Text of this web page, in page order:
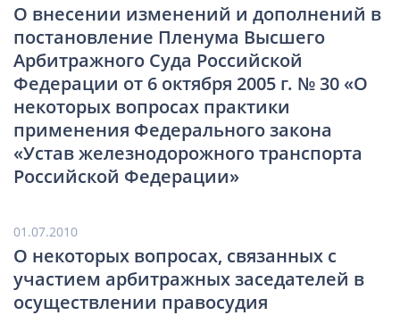
О внесении изменений и дополнений в
постановление Пленума Высшего
Арбитражного Суда Российской
Федерации от 6 октября 2005 г. № 30 «О
некоторых вопросах практики
применения Федерального закона
«Устав железнодорожного транспорта
Российской Федерации»
01.07.2010
О некоторых вопросах, связанных с
участием арбитражных заседателей в
осуществлении правосудия